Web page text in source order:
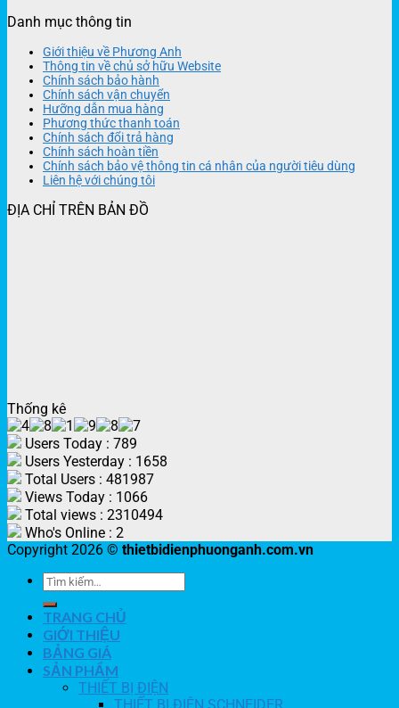
Danh mục thông tin
Giới thiệu về Phương Anh
Thông tin về chủ sở hữu Website
Chính sách bảo hành
Chính sách vận chuyển
Hưỡng dẫn mua hàng
Phương thức thanh toán
Chính sách đổi trả hàng
Chính sách hoàn tiền
Chính sách bảo vệ thông tin cá nhân của người tiêu dùng
Liên hệ với chúng tôi
ĐỊA CHỈ TRÊN BẢN ĐỒ
Thống kê
Users Today : 789
Users Yesterday : 1658
Total Users : 481987
Views Today : 1066
Total views : 2310494
Who's Online : 2
Copyright 2026 © thietbidienphuonganh.com.vn
TRANG CHỦ
GIỚI THIỆU
BẢNG GIÁ
SẢN PHẨM
THIẾT BỊ ĐIỆN